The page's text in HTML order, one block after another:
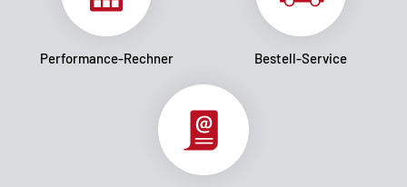
Performance-Rechner Bestell-Service